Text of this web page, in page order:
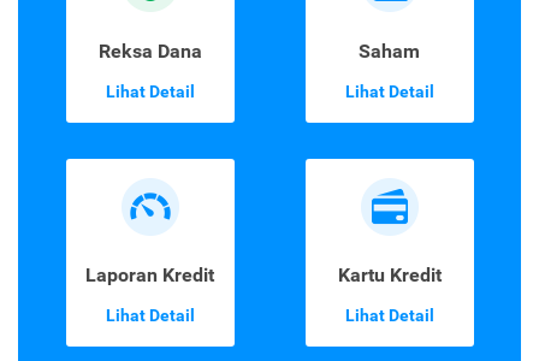
Reksa Dana
Lihat Detail
Saham
Lihat Detail
Laporan Kredit
Lihat Detail
Kartu Kredit
Lihat Detail